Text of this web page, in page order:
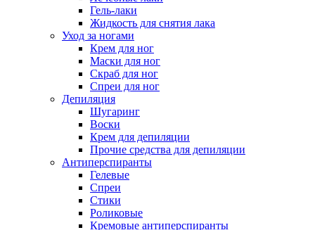
Гель-лаки
Жидкость для снятия лака
Уход за ногами
Крем для ног
Маски для ног
Скраб для ног
Спреи для ног
Депиляция
Шугаринг
Воски
Крем для депиляции
Прочие средства для депиляции
Антиперспиранты
Гелевые
Спреи
Стики
Роликовые
Кремовые антиперспиранты